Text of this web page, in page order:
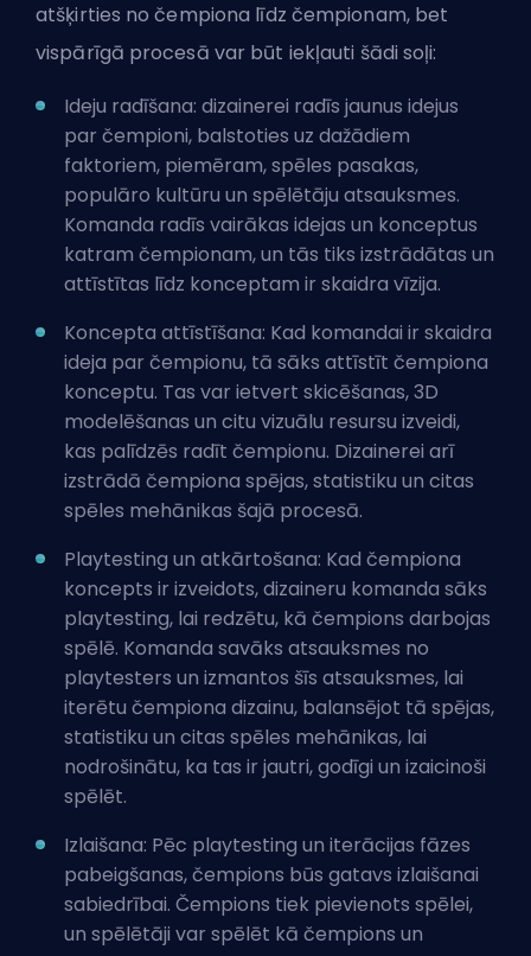
atšķirties no čempiona līdz čempionam, bet
vispārīgā procesā var būt iekļauti šādi soļi:
Ideju radīšana: dizainerei radīs jaunus idejus
par čempioni, balstoties uz dažādiem
faktoriem, piemēram, spēles pasakas,
populāro kultūru un spēlētāju atsauksmes.
Komanda radīs vairākas idejas un konceptus
katram čempionam, un tās tiks izstrādātas un
attīstītas līdz konceptam ir skaidra vīzija.
Koncepta attīstīšana: Kad komandai ir skaidra
ideja par čempionu, tā sāks attīstīt čempiona
konceptu. Tas var ietvert skicēšanas, 3D
modelēšanas un citu vizuālu resursu izveidi,
kas palīdzēs radīt čempionu. Dizainerei arī
izstrādā čempiona spējas, statistiku un citas
spēles mehānikas šajā procesā.
Playtesting un atkārtošana: Kad čempiona
koncepts ir izveidots, dizaineru komanda sāks
playtesting, lai redzētu, kā čempions darbojas
spēlē. Komanda savāks atsauksmes no
playtesters un izmantos šīs atsauksmes, lai
iterētu čempiona dizainu, balansējot tā spējas,
statistiku un citas spēles mehānikas, lai
nodrošinātu, ka tas ir jautri, godīgi un izaicinoši
spēlēt.
Izlaišana: Pēc playtesting un iterācijas fāzes
pabeigšanas, čempions būs gatavs izlaišanai
sabiedrībai. Čempions tiek pievienots spēlei,
un spēlētāji var spēlēt kā čempions un